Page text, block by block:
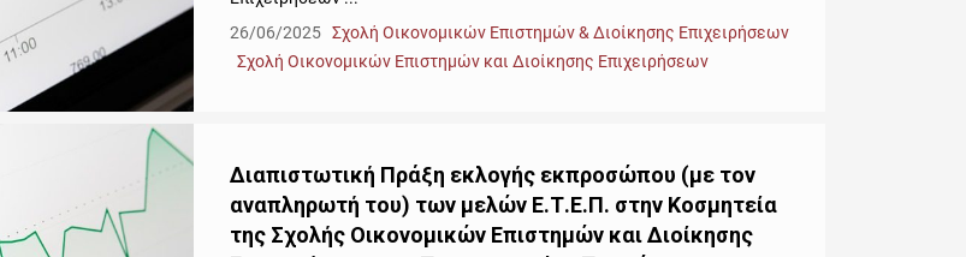
26/06/2025 Σχολή Οικονομικών Επιστημών & Διοίκησης Επιχειρήσεων
Σχολή Οικονομικών Επιστημών και Διοίκησης Επιχειρήσεων
Διαπιστωτική Πράξη εκλογής εκπροσώπου (με τον
αναπληρωτή του) των μελών Ε.Τ.Ε.Π. στην Κοσμητεία
της Σχολής Οικονομικών Επιστημών και Διοίκησης